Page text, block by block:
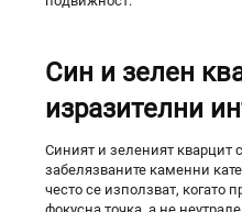
Син и зелен
изразителни
Синият и зеленият кварцит
забелязваните каменни
често се използват, когато